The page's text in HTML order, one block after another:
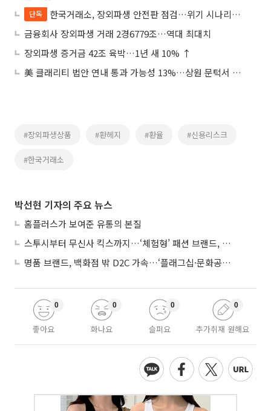
단독
한국거래소, 장외파생 안전판 점검…위기 시나리오·증거금 기준 손본다
금융회사 장외파생 거래 2경6779조…역대 최대치
장외파생 증거금 42조 육박…1년 새 10% ↑
美 클래리티 법안 연내 통과 가능성 13%…상원 문턱서 제동
#장외파생상품 #환헤지 #환율 #신용리스크
#한국거래소
박선현 기자의 주요 뉴스
홈플러스가 보여준 유통의 본질
스투시부터 무신사 킥스까지…‘체험형’ 패션 브랜드, 잇단 제주행
명품 브랜드, 백화점 밖 D2C 가속…‘플래그십·문화공간’ 전략 눈길
좋아요
0
화나요
0
슬퍼요
0
추가취재 원해요
0